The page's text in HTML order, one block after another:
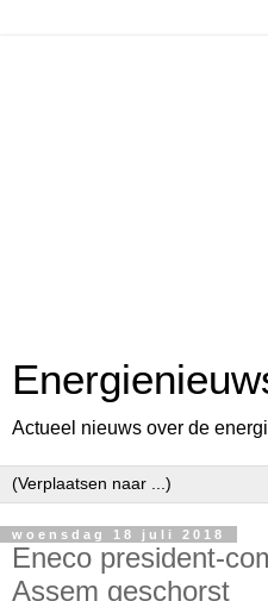
Actueel nieuws over de
woensdag 18 juli 2018
Eneco president-
Assem geschorst